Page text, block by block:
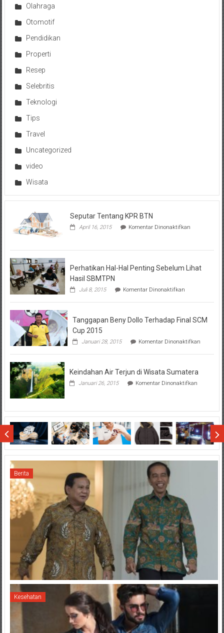
Olahraga
Otomotif
Pendidikan
Properti
Resep
Selebritis
Teknologi
Tips
Travel
Uncategorized
video
Wisata
Seputar Tentang KPR BTN
April 16, 2015 Komentar Dinonaktifkanpada
KPR
Perhatikan Hal-Hal Penting Sebelum Lihat
Hasil SBMTPN
Juli 8, 2015 Komentar Dinonaktifkanpada
Hal-
Penting
Hasil
Tanggapan Beny Dollo Terhadap Final SCM
Cup 2015
Januari 28, 2015 Komentar Dinonaktifkanpada
Beny
Keindahan Air Terjun di Wisata Sumatera
Januari 26, 2015 Komentar Dinonaktifkanpada
di
Wisata
Sumatera
Berita
Kesehatan